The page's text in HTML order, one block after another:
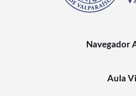
Navegador
Aula